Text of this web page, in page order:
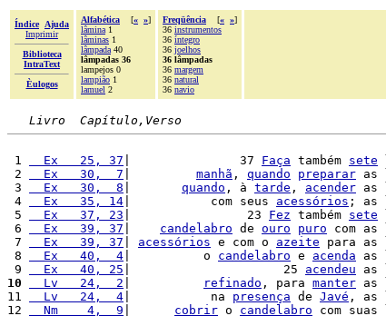
Índice
Ajuda
Imprimir
Biblioteca
IntraText
Èulogos
Alfabética [« »]
lâmina 1
lâminas 1
lâmpada 40
lâmpadas 36
lampejos 0
lampião 1
lamuel 2
Freqüência [« »]
36 instrumentos
36 íntegro
36 joelhos
36 lâmpadas
36 margem
36 natural
36 navio
Livro  Capítulo,Verso
1
  Ex   25, 37
|               37 Faça também sete
2
  Ex   30,  7
manhã , quando preparar as
3
  Ex   30,  8
quando , à tarde , acender as
4
  Ex   35, 14
|           com seus acessórios ; as
5
  Ex   37, 23
|                23 Fez também sete
6
  Ex   39, 37
candelabro de ouro puro com as
7
  Ex   39, 37
acessórios e com o azeite para as
8
  Ex   40,  4
|          o candelabro e acenda as
9
  Ex   40, 25
|                     25 acendeu as
10
  Lv   24,  2
refinado , para manter as
11
  Lv   24,  4
|           na presença de Javé , as
12
  Nm    4,  9
cobrir o candelabro com suas